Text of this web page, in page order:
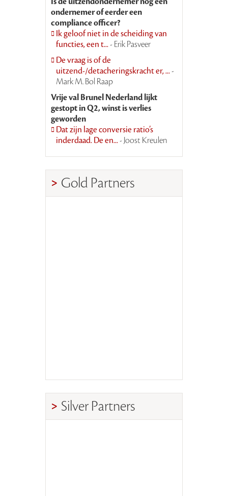
ondernemer of eerder een
compliance officer?
Ik geloof niet in de scheiding van
functies, een t...- Erik Pasveer
De vraag is of de
uitzend-/detacheringskracht er, ...-
Mark M. Bol Raap
Vrije val Brunel Nederland lijkt
gestopt in Q2, winst is verlies
geworden
Dat zijn lage conversie ratio’s
inderdaad. De en...- Joost Kreulen
Gold Partners
Silver Partners